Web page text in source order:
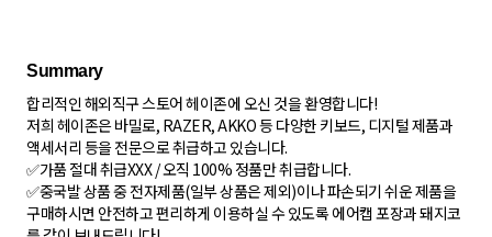
Summary
합리적인 해외직구 스토어 헤이존에 오신 것을 환영합니다!
저희 헤이존은 바밀로, RAZER, AKKO 등 다양한 키보드, 디지털 제품과
액세서리 등을 전문으로 취급하고 있습니다.
✅가품 절대 취급XXX / 오직 100% 정품만 취급합니다.
✅중국발 상품 중 전자제품(일부 상품은 제외)이나 파손되기 쉬운 제품을
구매하시면 안전하고 편리하게 이용하실 수 있도록 에어캡 포장과 돼지코